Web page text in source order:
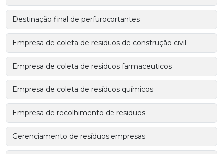
Destinação final de perfurocortantes
Empresa de coleta de residuos de construção civil
Empresa de coleta de residuos farmaceuticos
Empresa de coleta de resíduos químicos
Empresa de recolhimento de residuos
Gerenciamento de resíduos empresas